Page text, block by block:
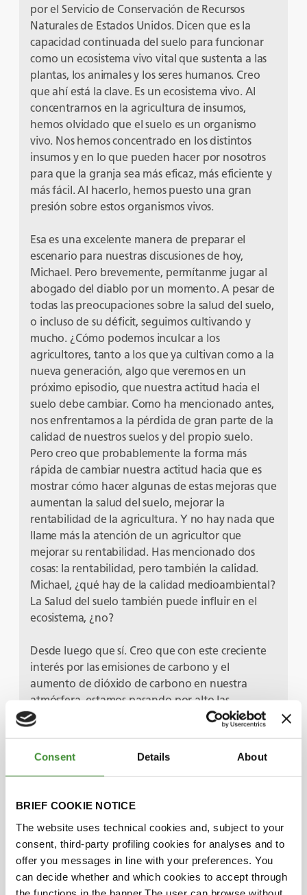
Consent Details About
BRIEF COOKIE NOTICE
The website uses technical cookies and, subject to your
consent, third-party profiling cookies for analyses and to
offer you messages in line with your preferences. You
can decide whether and which cookies to accept through
por el Servicio de Conservación de Recursos
Naturales de Estados Unidos. Dicen que es la
capacidad continuada del suelo para funcionar
como un ecosistema vivo vital que sustenta a las
plantas, los animales y los seres humanos. Creo
que ahí está la clave. Es un ecosistema vivo. Al
concentrarnos en la agricultura de insumos,
hemos olvidado que el suelo es un organismo
vivo. Nos hemos concentrado en los distintos
insumos y en lo que pueden hacer por nosotros
para que la granja sea más eficaz, más eficiente y
más fácil. Al hacerlo, hemos puesto una gran
presión sobre estos organismos vivos.
Esa es una excelente manera de preparar el
escenario para nuestras discusiones de hoy,
Michael. Pero brevemente, permítanme jugar al
abogado del diablo por un momento. A pesar de
todas las preocupaciones sobre la salud del suelo,
o incluso de su déficit, seguimos cultivando y
mucho. ¿Cómo podemos inculcar a los
agricultores, tanto a los que ya cultivan como a la
nueva generación, algo que veremos en un
próximo episodio, que nuestra actitud hacia el
suelo debe cambiar. Como ha mencionado antes,
nos enfrentamos a la pérdida de gran parte de la
calidad de nuestros suelos y del propio suelo.
Pero creo que probablemente la forma más
rápida de cambiar nuestra actitud hacia que es
mostrar cómo hacer algunas de estas mejoras que
aumentan la salud del suelo, mejorar la
rentabilidad de la agricultura. Y no hay nada que
llame más la atención de un agricultor que
mejorar su rentabilidad. Has mencionado dos
cosas: la rentabilidad, pero también la calidad.
Michael, ¿qué hay de la calidad medioambiental?
La Salud del suelo también puede influir en el
ecosistema, ¿no?
Desde luego que sí. Creo que con este creciente
interés por las emisiones de carbono y el
aumento de dióxido de carbono en nuestra
atmósfera, estamos pasando por alto las
posibilidades que existen de tener nuestro suelo
de carbono puede ser muy eficaz en ese sentido.
infiltración del agua. Tenemos graves problemas
largo de esos problemas también.
Sí, me alegro de que lo menciones, Michael,
porque el almacenamiento de agua, creo, es un